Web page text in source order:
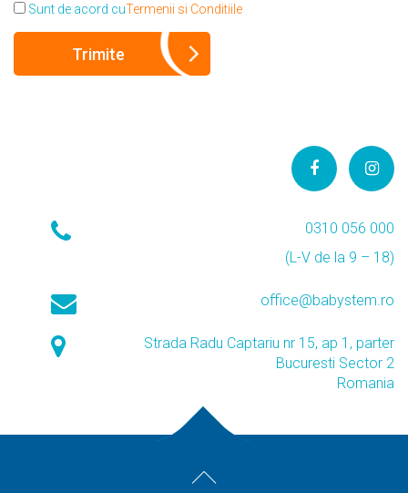
Sunt de acord cuTermenii si Conditiile
0310 056 000
(L-V de la 9 – 18)
office@babystem.ro
Strada Radu Captariu nr 15, ap 1, parter
Bucuresti Sector 2
Romania